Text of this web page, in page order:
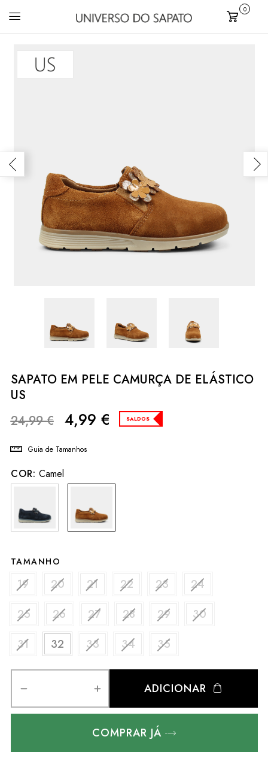
Carrinho
0
SAPATO EM PELE CAMURÇA DE ELÁSTICO
US
24,99€ 4,99 € SALDOS
Guia de Tamanhos
COR: Camel
TAMANHO
19 20 21 22 23
24
25
26 27 28 29
30
31
32 33 34 35
ADICIONAR
COMPRAR JÁ